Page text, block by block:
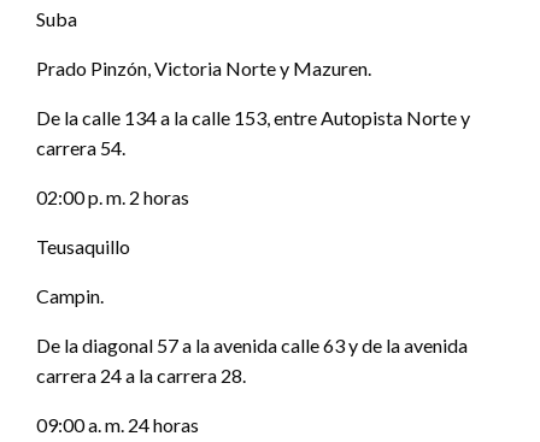
Suba
Prado Pinzón, Victoria Norte y Mazuren.
De la calle 134 a la calle 153, entre Autopista Norte y
carrera 54.
02:00 p. m. 2 horas
Teusaquillo
Campin.
De la diagonal 57 a la avenida calle 63 y de la avenida
carrera 24 a la carrera 28.
09:00 a. m. 24 horas